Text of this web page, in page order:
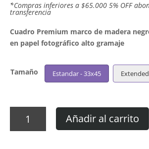
´*Compras inferiores a $65.000 5% OFF
transferencia
Cuadro Premium marco de madera
en papel fotográfico alto gramaje
Tamaño Estandar - 33x45
Sparks
Añadir al carrito